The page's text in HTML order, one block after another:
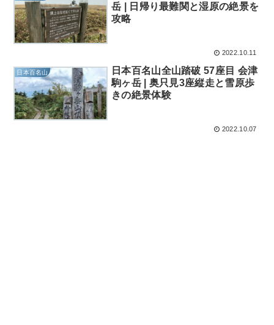
岳 | 日帰り最難関と湿原の絶景を
攻略
2022.10.11
日本百名山
日本百名山全山踏破 57座目 会津
駒ヶ岳 | 奥只見3座縦走と雪原歩
きの絶景体験
2022.10.07